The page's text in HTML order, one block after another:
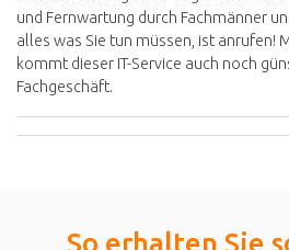
und Fernwartung durch Fachmänner
alles was Sie tun müssen, ist anrufen!
kommt dieser IT-Service auch noch
Fachgeschäft.
So erhalten Sie